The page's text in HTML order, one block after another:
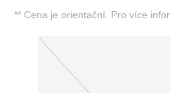
** Cena je orientační. Pro více